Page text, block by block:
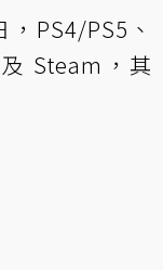
PS4/PS5、
Steam，其